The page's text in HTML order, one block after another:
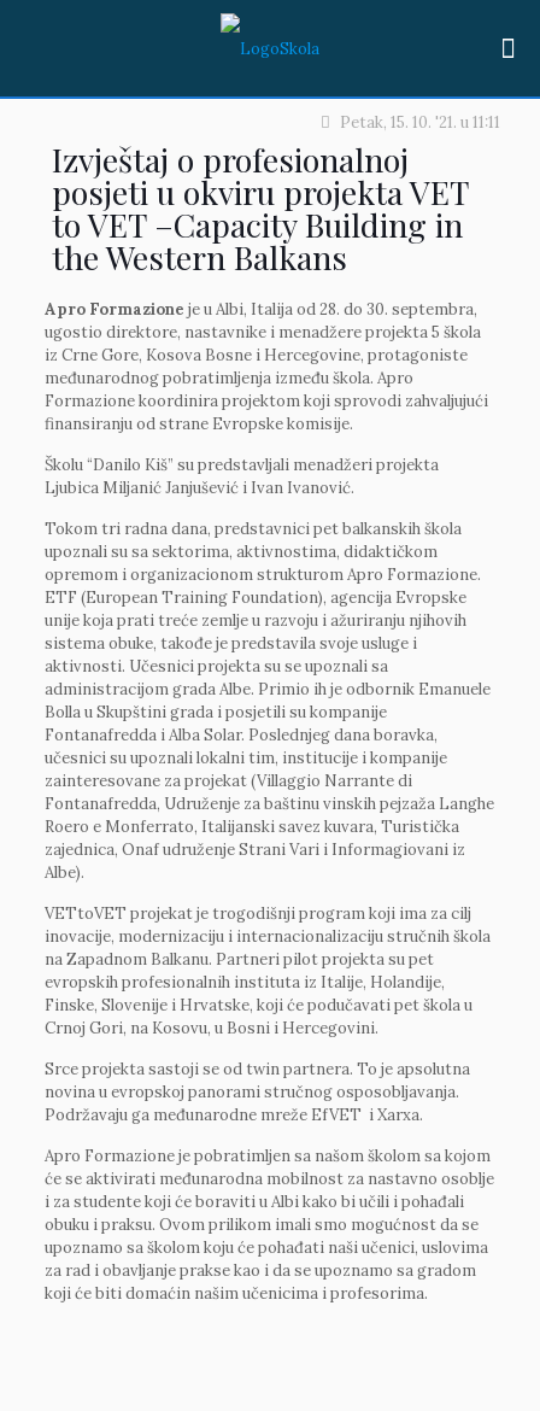
Petak, 15. 10. '21. u11:11
Izvještaj o profesionalnoj
posjeti u okviru projekta VET
to VET –Capacity Building in
the Western Balkans
Apro Formazione je u Albi, Italija od 28. do 30. septembra,
ugostio direktore, nastavnike i menadžere projekta 5 škola
iz Crne Gore, Kosova Bosne i Hercegovine, protagoniste
međunarodnog pobratimljenja između škola. Apro
Formazione koordinira projektom koji sprovodi zahvaljujući
finansiranju od strane Evropske komisije.
Školu “Danilo Kiš” su predstavljali menadžeri projekta
Ljubica Miljanić Janjušević i Ivan Ivanović.
Tokom tri radna dana, predstavnici pet balkanskih škola
upoznali su sa sektorima, aktivnostima, didaktičkom
opremom i organizacionom strukturom Apro Formazione.
ETF (European Training Foundation), agencija Evropske
unije koja prati treće zemlje u razvoju i ažuriranju njihovih
sistema obuke, takođe je predstavila svoje usluge i
aktivnosti. Učesnici projekta su se upoznali sa
administracijom grada Albe. Primio ih je odbornik Emanuele
Bolla u Skupštini grada i posjetili su kompanije
Fontanafredda i Alba Solar. Poslednjeg dana boravka,
učesnici su upoznali lokalni tim, institucije i kompanije
zainteresovane za projekat (Villaggio Narrante di
Fontanafredda, Udruženje za baštinu vinskih pejzaža Langhe
Roero e Monferrato, Italijanski savez kuvara, Turistička
zajednica, Onaf udruženje Strani Vari i Informagiovani iz
Albe).
VETtoVET projekat je trogodišnji program koji ima za cilj
inovacije, modernizaciju i internacionalizaciju stručnih škola
na Zapadnom Balkanu. Partneri pilot projekta su pet
evropskih profesionalnih instituta iz Italije, Holandije,
Finske, Slovenije i Hrvatske, koji će podučavati pet škola u
Crnoj Gori, na Kosovu, u Bosni i Hercegovini.
Srce projekta sastoji se od twin partnera. To je apsolutna
novina u evropskoj panorami stručnog osposobljavanja.
Podržavaju ga međunarodne mreže EfVET i Xarxa.
Apro Formazione je pobratimljen sa našom školom sa kojom
će se aktivirati međunarodna mobilnost za nastavno osoblje
i za studente koji će boraviti u Albi kako bi učili i pohađali
obuku i praksu. Ovom prilikom imali smo mogućnost da se
upoznamo sa školom koju će pohađati naši učenici, uslovima
za rad i obavljanje prakse kao i da se upoznamo sa gradom
koji će biti domaćin našim učenicima i profesorima.